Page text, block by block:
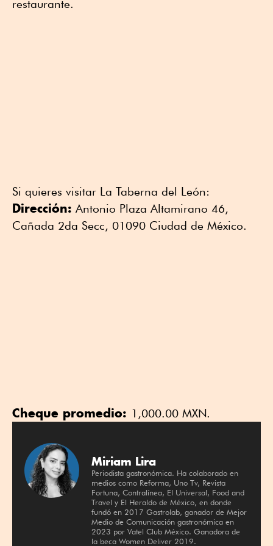
restaurante.
Si quieres visitar La Taberna del León:
Dirección: Antonio Plaza Altamirano 46,
Cañada 2da Secc, 01090 Ciudad de México.
Cheque promedio: 1,000.00 MXN.
Miriam Lira
Periodista gastronómica. Ha colaborado en
medios como Reforma, Uno Tv, Revista
Fortuna, Contralínea, El Universal, Food and
Travel y El Heraldo de México, en donde
fundó en 2017 Gastrolab, ganador de Mejor
Medio de Comunicación gastronómica en
2023 por Vatel Club México. Ganadora de
la beca Women Deliver 2019.